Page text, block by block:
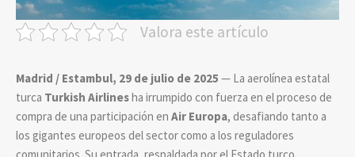
Valora este artículo
Madrid / Estambul, 29 de julio de 2025 — La aerolínea estatal
turca Turkish Airlinesha irrumpido con fuerza en el proceso de
compra de una participación en Air Europa, desafiando tanto a
los gigantes europeos del sector como a los reguladores